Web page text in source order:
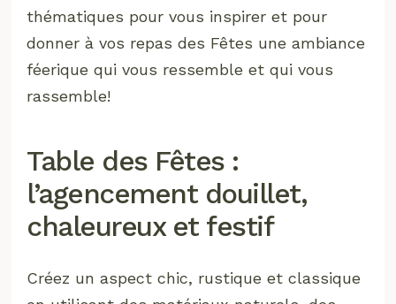
thématiques pour vous inspirer et pour
donner à vos repas des Fêtes une ambiance
féerique qui vous ressemble et qui vous
rassemble!
Table des Fêtes :
l’agencement douillet,
chaleureux et festif
Créez un aspect chic, rustique et classique